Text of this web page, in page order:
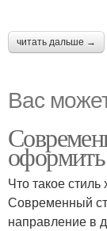
читать дальше →
Вас
Что такое стиль
Современный
направление в